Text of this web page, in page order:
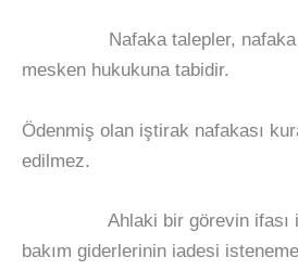
Nafaka talepler, nafaka
mesken hukukuna tabidir.
Ödenmiş olan iştirak nafakası
edilmez.
Ahlaki bir görevin ifası
bakım giderlerinin iadesi